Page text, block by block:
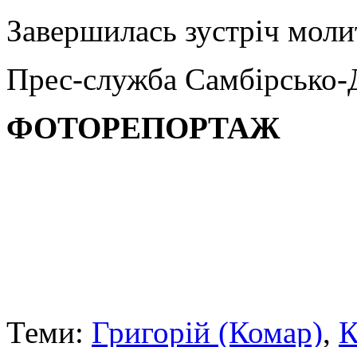
Завершилась зустріч
Прес-служба Самбірсько-
ФОТОРЕПОРТАЖ
Теми: Григорій (Комар),